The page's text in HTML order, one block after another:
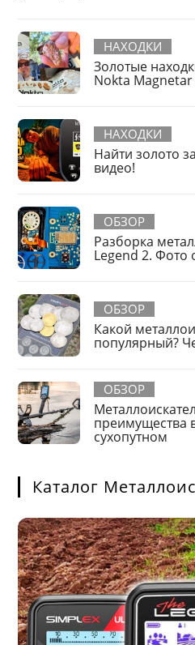
НАХОДКИ
Золотые
Nokta Magnetar
НАХОДКИ
Найти золото
видео!
ОБЗОР
Разборка
Legend 2. Фото
ОБЗОР
Какой
популярный?
ОБЗОР
преимущества
сухопутном
Каталог